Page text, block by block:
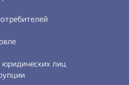
лиц